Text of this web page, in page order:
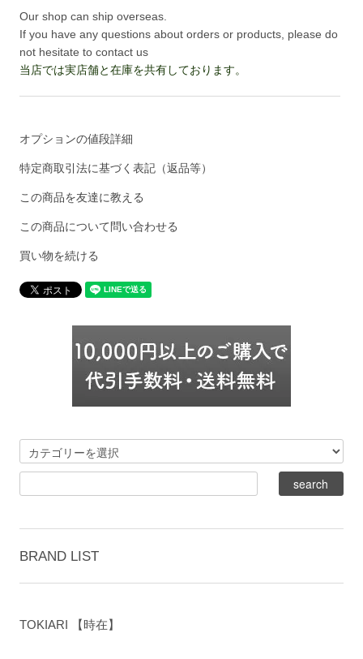
Our shop can ship overseas.
If you have any questions about orders or products, please do
not hesitate to contact us
当店では実店舗と在庫を共有しております。
オプションの値段詳細
特定商取引法に基づく表記（返品等）
この商品を友達に教える
この商品について問い合わせる
買い物を続ける
BRAND LIST
TOKIARI 【時在】